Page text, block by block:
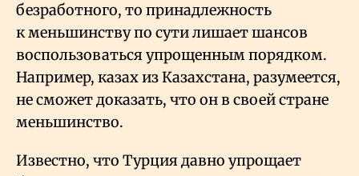
безработного, то принадлежность
к меньшинству по сути лишает шансов
воспользоваться упрощенным порядком.
Например, казах из Казахстана, разумеется,
не сможет доказать, что он в своей стране
меньшинство.
Известно, что Турция давно упрощает